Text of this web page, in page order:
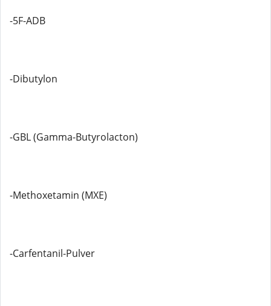
-5F-ADB
-Dibutylon
-GBL (Gamma-Butyrolacton)
-Methoxetamin (MXE)
-Carfentanil-Pulver